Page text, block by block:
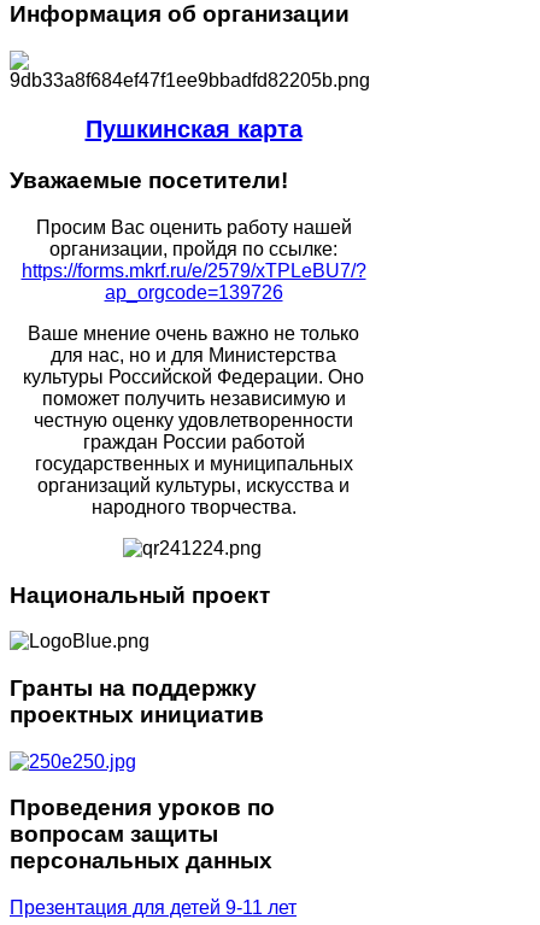
Информация об организации
Пушкинская карта
Уважаемые посетители!
Просим Вас оценить работу нашей
организации, пройдя по ссылке:
https://forms.mkrf.ru/e/2579/xTPLeBU7/?
ap_orgcode=139726
Ваше мнение очень важно не только
для нас, но и для Министерства
культуры Российской Федерации. Оно
поможет получить независимую и
честную оценку удовлетворенности
граждан России работой
государственных и муниципальных
организаций культуры, искусства и
народного творчества.
Национальный проект
Гранты на поддержку
проектных инициатив
Проведения уроков по
вопросам защиты
персональных данных
Презентация для детей 9-11 лет